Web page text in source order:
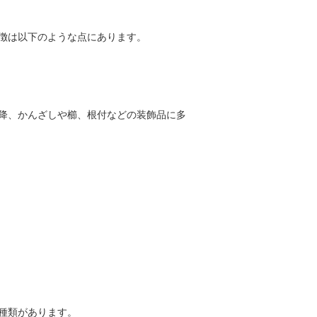
以下のような点にあります。
、かんざしや櫛、根付などの装飾品に多
があります。